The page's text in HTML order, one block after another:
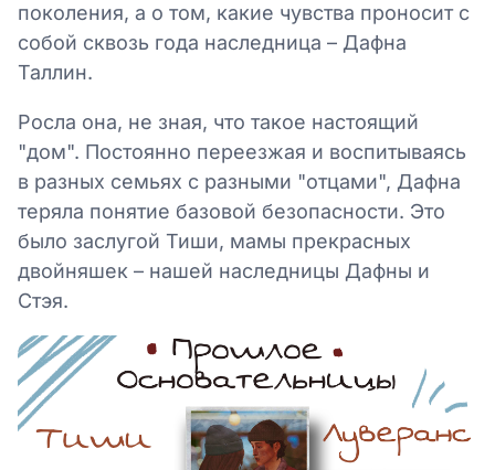
поколения, а о том, какие чувства проносит с
собой сквозь года наследница – Дафна
Таллин.
Росла она, не зная, что такое настоящий
"дом". Постоянно переезжая и воспитываясь
в разных семьях с разными "отцами", Дафна
теряла понятие базовой безопасности. Это
было заслугой Тиши, мамы прекрасных
двойняшек – нашей наследницы Дафны и
Стэя.